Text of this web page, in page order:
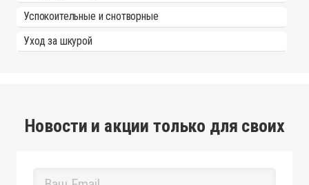
Успокоительные и снотворные
Уход за шкурой
Новости и акции только для своих